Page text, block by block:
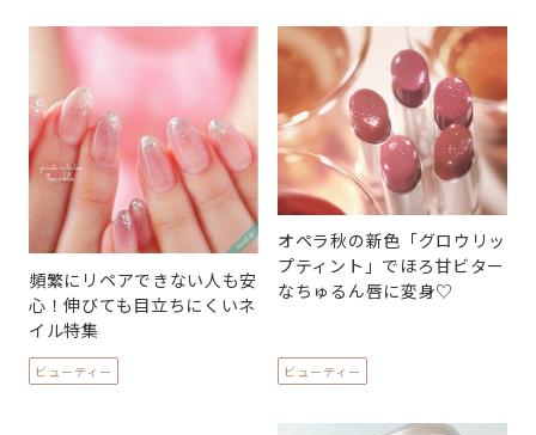
頻繁にリペアできない人も安
心！伸びても目立ちにくいネ
イル特集
ビューティー
オペラ秋の新色「グロウリッ
プティント」でほろ甘ビター
なちゅるん唇に変身♡
ビューティー